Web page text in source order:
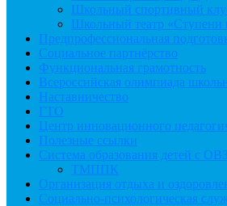
Школьный спортивный
Школьный театр «Ступени
Предпрофессиональная
Социальное партнёрство
Функциональная грамотность
Всероссийская олимпиада
Наставничество
ГТО
Центр инновационного
Полезные ссылки
Система образования детей с ОВЗ
ТМППК
Организация отдыха и
Социально-психологическая